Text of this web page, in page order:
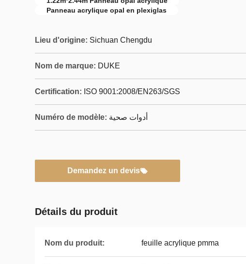
Panneau acrylique opal en plexiglas
Lieu d'origine: Sichuan Chengdu
Nom de marque: DUKE
Certification: ISO 9001:2008/EN263/SGS
Numéro de modèle: أدوات صحية
Demandez un devis
Détails du produit
Nom du produit: feuille acrylique pmma